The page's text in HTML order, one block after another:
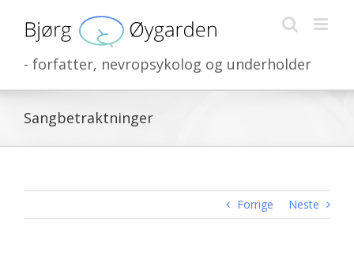
content
- forfatter, nevropsykolog og underholder
Sangbetraktninger
Forrige Neste